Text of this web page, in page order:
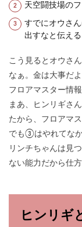
天空闘技場の
すでにオウさ
出すなと伝える
こう見るとオウさ
なぁ。金は大事だよ
フロアマスター情
まあ、ヒンリギさ
たから、フロアマ
でも③はやれてなか
リンチちゃんは見
ない能力だから仕方
ヒンリギ